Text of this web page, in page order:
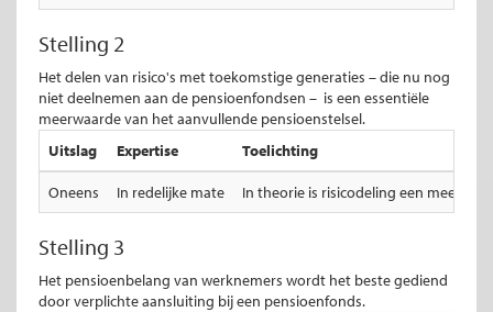
Stelling 2
Het delen van risico's met toekomstige generaties – die nu nog
niet deelnemen aan de pensioenfondsen – is een essentiële
meerwaarde van het aanvullende pensioenstelsel.
Uitslag
Expertise Toelichting
Oneens In redelijke mate In theorie is risicodeling een
Stelling 3
Het pensioenbelang van werknemers wordt het beste gediend
door verplichte aansluiting bij een pensioenfonds.